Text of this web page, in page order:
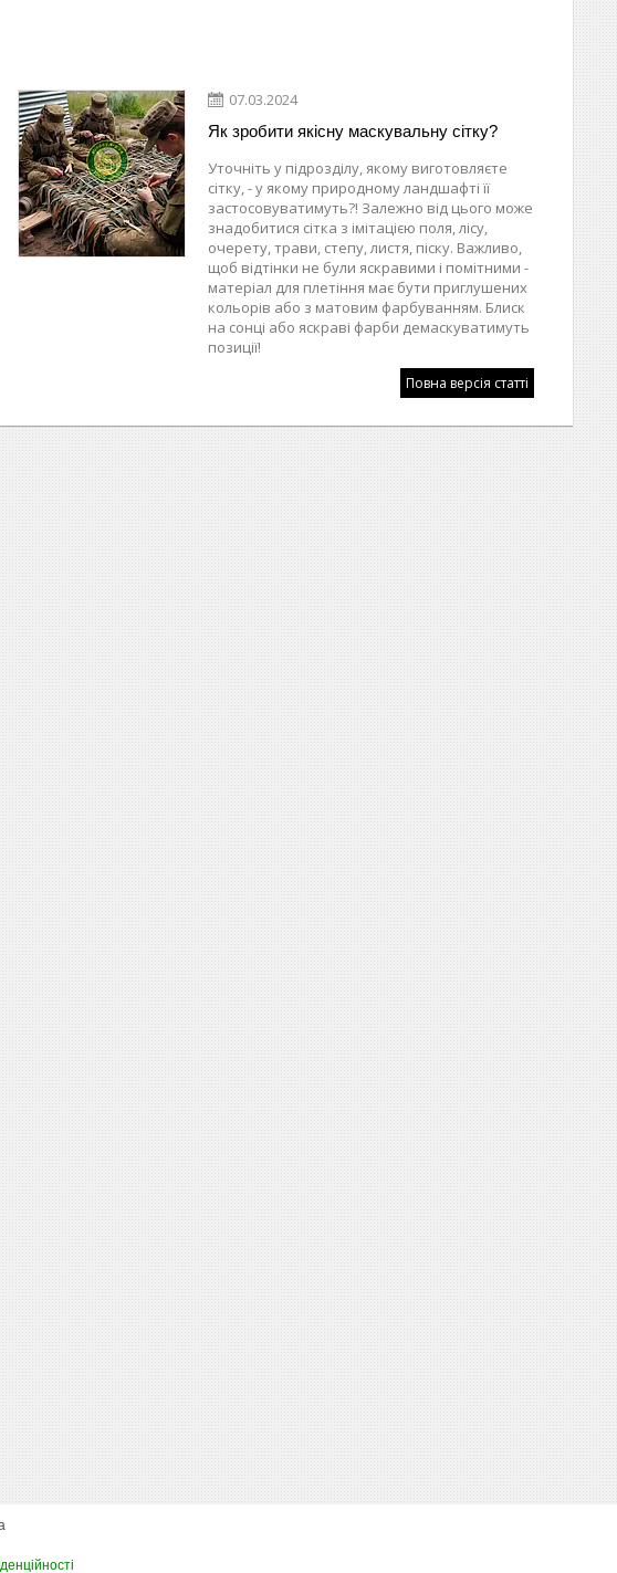
07.03.2024
Як зробити якісну маскувальну сітку?
Уточніть у підрозділу, якому виготовляєте
сітку, - у якому природному ландшафті її
застосовуватимуть?! Залежно від цього може
знадобитися сітка з імітацією поля, лісу,
очерету, трави, степу, листя, піску. Важливо,
щоб відтінки не були яскравими і помітними -
матеріал для плетіння має бути приглушених
кольорів або з матовим фарбуванням. Блиск
на сонці або яскраві фарби демаскуватимуть
позиції!
Повна версія статті